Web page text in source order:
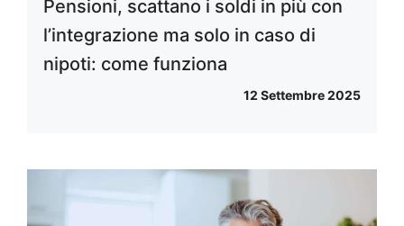
Pensioni, scattano i soldi in più con
l’integrazione ma solo in caso di
nipoti: come funziona
12 Settembre 2025